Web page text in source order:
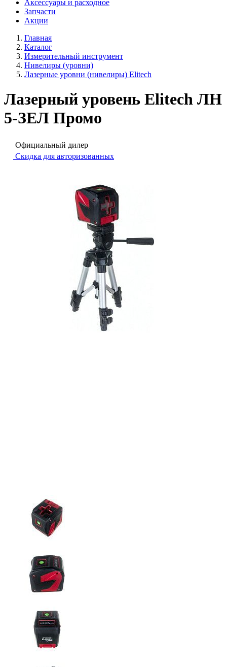
Аксессуары и расходное
Запчасти
Акции
Главная
Каталог
Измерительный инструмент
Нивелиры (уровни)
Лазерные уровни (нивелиры) Elitech
Лазерный уровень Elitech ЛН
5-ЗЕЛ Промо
Официальный дилер
Скидка для авторизованных